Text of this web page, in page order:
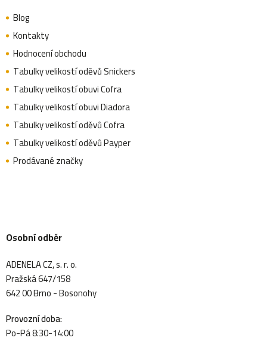
Blog
Kontakty
Hodnocení obchodu
Tabulky velikostí oděvů Snickers
Tabulky velikostí obuvi Cofra
Tabulky velikostí obuvi Diadora
Tabulky velikostí oděvů Cofra
Tabulky velikostí oděvů Payper
Prodávané značky
Osobní odběr
ADENELA CZ, s. r. o.
Pražská 647/158
642 00 Brno - Bosonohy
Provozní doba:
Po-Pá 8:30-14:00